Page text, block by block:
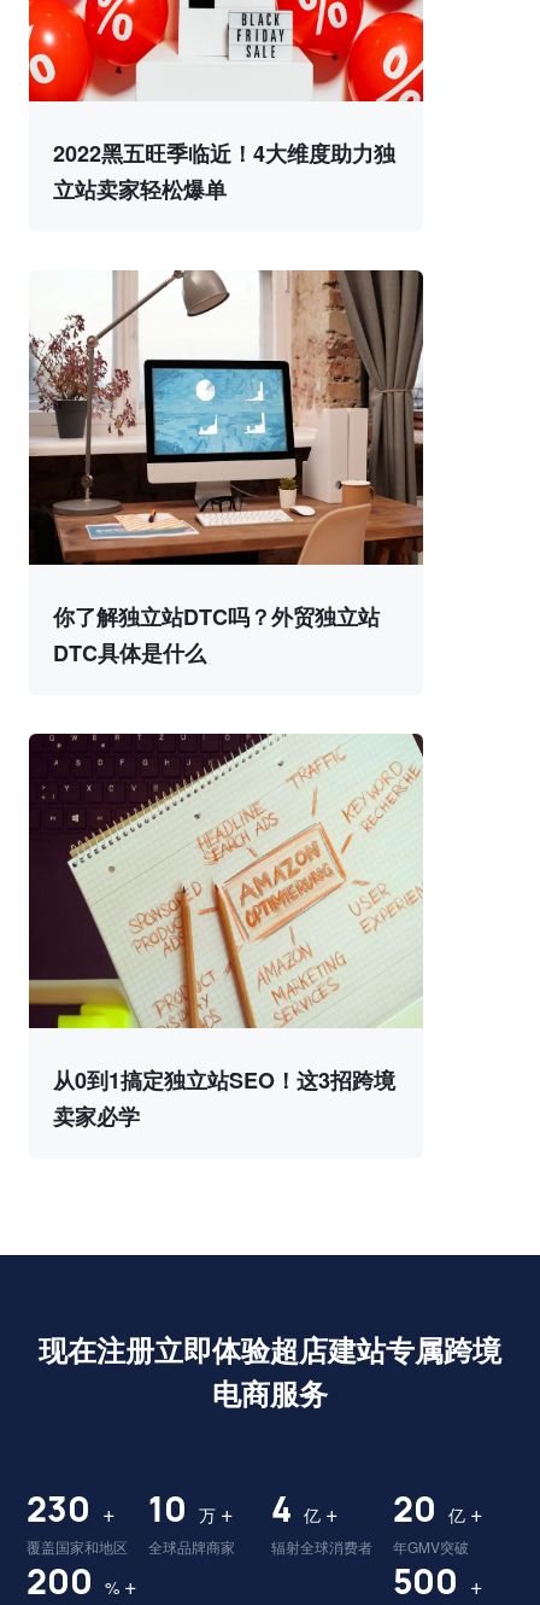
2022黑五旺季临近！4大维度助力独
立站卖家轻松爆单
你了解独立站DTC吗？外贸独立站
DTC具体是什么
从0到1搞定独立站SEO！这3招跨境
卖家必学
现在注册立即体验超店建站专属跨境
电商服务
230 +
覆盖国家和地区
10 万 +
全球品牌商家
4 亿 +
辐射全球消费者
20 亿 +
年GMV突破
200 % + 500 +